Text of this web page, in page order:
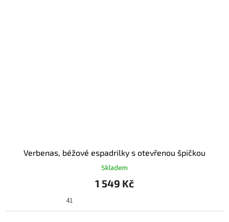
Verbenas, béžové espadrilky s otevřenou špičkou
Skladem
1 549 Kč
41